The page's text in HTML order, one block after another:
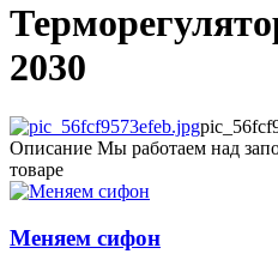
2030
Описание Мы работаем над
товаре
Меняем сифон